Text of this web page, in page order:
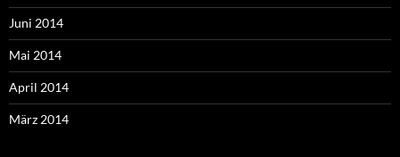
Juni 2014
Mai 2014
April 2014
März 2014